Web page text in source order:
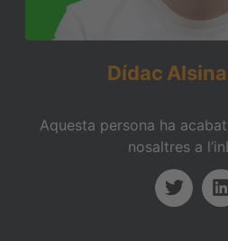
Dídac Alsina
Aquesta persona ha
nosaltres a